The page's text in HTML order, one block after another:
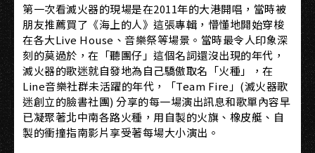
第一次看滅火器的現場是在2011年的大港開唱，當時被
朋友推薦買了《海上的人》這張專輯，懵懂地開始穿梭
在各大Live House、音樂祭等場景。當時最令人印象深
刻的莫過於，在「聽團仔」這個名詞還沒出現的年代，
滅火器的歌迷就自發地為自己驕傲取名「火種」，在
Line音樂社群未活躍的年代，「Team Fire」(滅火器歌
迷創立的臉書社團) 分享的每一場演出訊息和歌單內容早
已凝聚著北中南各路火種，用自製的火旗、橡皮艇、自
製的衝撞指南影片享受著每場大小演出。